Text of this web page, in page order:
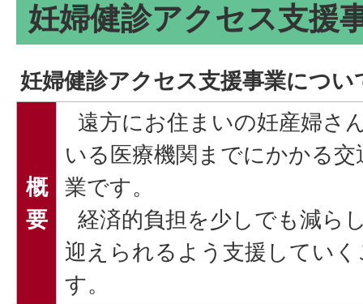
妊婦健診アクセス支援
妊婦健診アクセス支援事業につい
概
要
遠方にお住まいの妊産婦さ
いる医療機関までにかかる
業です。
経済的負担を少しでも減ら
迎えられるよう支援してい
す。